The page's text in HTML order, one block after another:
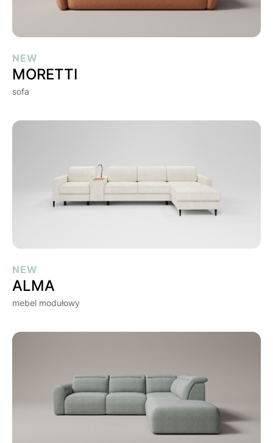
MORETTI
NEW
MORETTI
sofa
ALMA
NEW
ALMA
mebel modułowy